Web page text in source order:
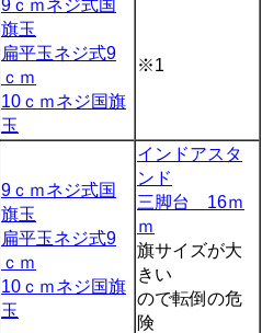
9ｃｍネジ式国
旗玉
扁平玉ネジ式9
ｃｍ
10ｃｍネジ国旗
玉
※1
9ｃｍネジ式国
旗玉
扁平玉ネジ式9
ｃｍ
10ｃｍネジ国旗
玉
インドアスタ
ンド
三脚台 16ｍ
ｍ
旗サイズが大
きい
ので転倒の危
険